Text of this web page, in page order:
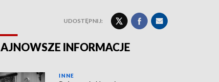
UDOSTĘPNIJ:
INFORMACJE
INNE